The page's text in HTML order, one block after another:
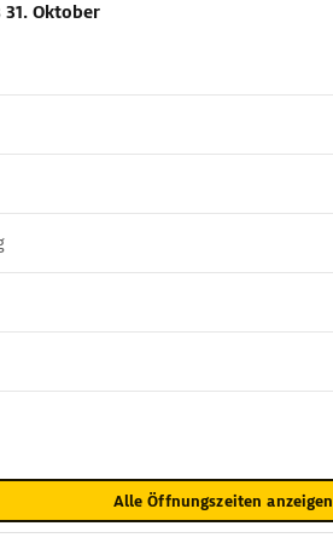
31. Oktober
Alle Öffnungszeiten anzeigen